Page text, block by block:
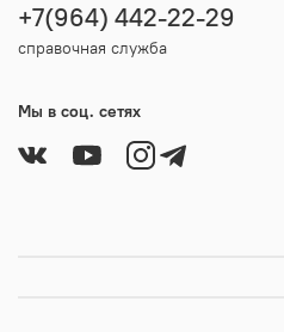
+7(964) 442-22-29
справочная служба
Мы в соц. сетях